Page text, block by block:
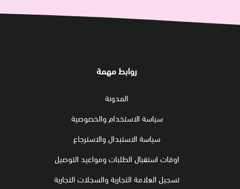
روابط مهمة
المدونة
سياسة الاستخدام والخصوصية
سياسة الاستبدال والاسترجاع
اوقات استقبال الطلبات ومواعيد التوصيل
تسجيل العلامة التجارية والسجلات التجارية